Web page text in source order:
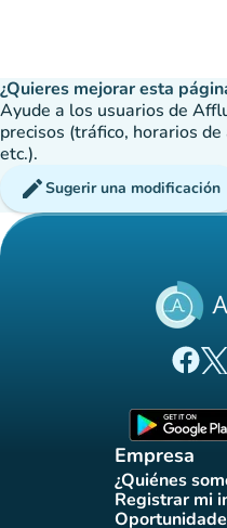
¿Quieres mejorar esta
Ayude a los usuarios de
precisos (tráfico, horarios
etc.).
editSugerir una modificación
Empresa
¿Quiénes
Registrar mi